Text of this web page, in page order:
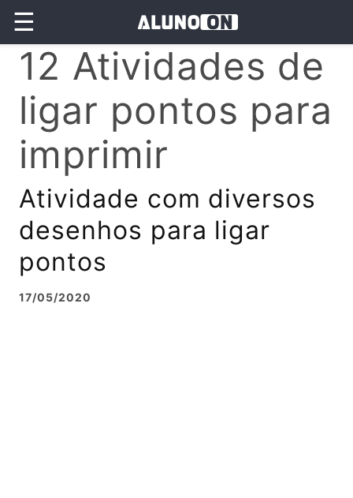
☰
12 Atividades de
ligar pontos para
imprimir
Atividade com diversos
desenhos para ligar
pontos
17/05/2020